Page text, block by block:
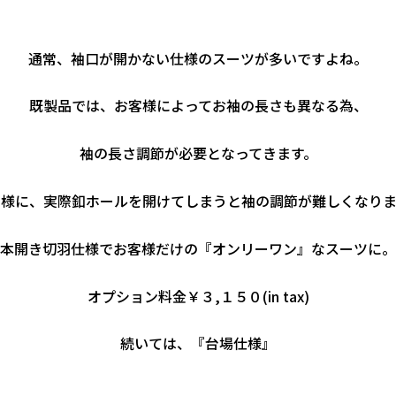
通常、袖口が開かない仕様のスーツが多いですよね。
既製品では、お客様によってお袖の長さも異なる為、
袖の長さ調節が必要となってきます。
に、実際釦ホールを開けてしまうと袖の調節が難しくなり
本開き切羽仕様でお客様だけの『オンリーワン』なスーツに。
オプション料金￥３,１５０(in tax)
続いては、『台場仕様』